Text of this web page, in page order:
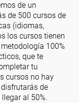
de un
de 500 cursos de
(idiomas,
los cursos tienen
100%
que te
tu
cursos no hay
de
al 50%.